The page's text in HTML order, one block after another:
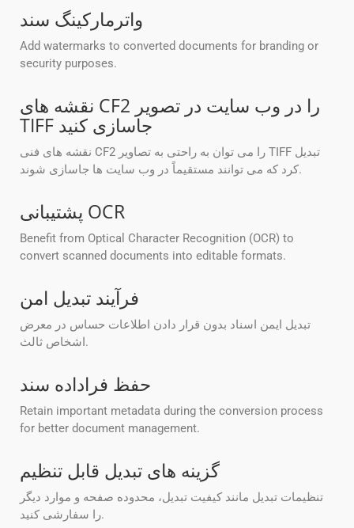
واترمارکینگ سند
Add watermarks to converted documents for branding or
security purposes.
نقشه های CF2 را در وب سایت در تصویر
TIFF جاسازی کنید
نقشه های فنی CF2 را می توان به راحتی به تصاویر TIFF تبدیل
کرد که می توانند مستقیماً در وب سایت ها جاسازی شوند.
پشتیبانی OCR
Benefit from Optical Character Recognition (OCR) to
convert scanned documents into editable formats.
فرآیند تبدیل امن
تبدیل ایمن اسناد بدون قرار دادن اطلاعات حساس در معرض
اشخاص ثالث.
حفظ فراداده سند
Retain important metadata during the conversion process
for better document management.
گزینه های تبدیل قابل تنظیم
تنظیمات تبدیل مانند کیفیت تبدیل، محدوده صفحه و موارد دیگر
را سفارشی کنید.